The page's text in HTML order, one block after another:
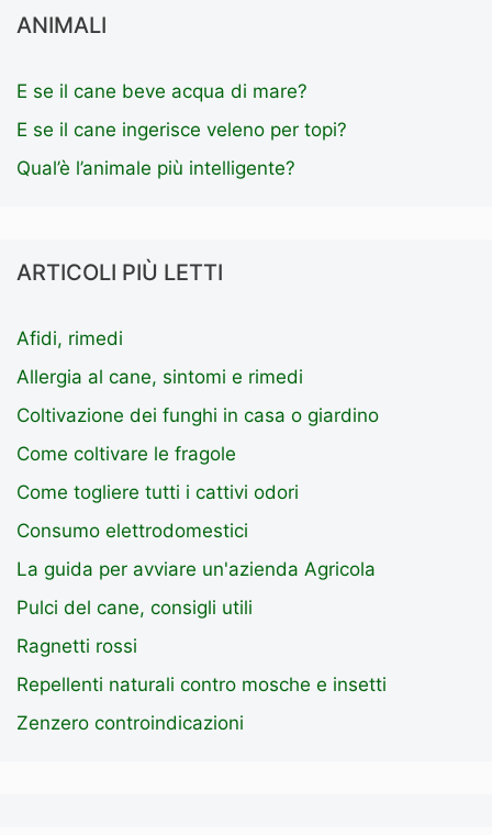
ANIMALI
E se il cane beve acqua di mare?
E se il cane ingerisce veleno per topi?
Qual’è l’animale più intelligente?
ARTICOLI PIÙ LETTI
Afidi, rimedi
Allergia al cane, sintomi e rimedi
Coltivazione dei funghi in casa o giardino
Come coltivare le fragole
Come togliere tutti i cattivi odori
Consumo elettrodomestici
La guida per avviare un'azienda Agricola
Pulci del cane, consigli utili
Ragnetti rossi
Repellenti naturali contro mosche e insetti
Zenzero controindicazioni